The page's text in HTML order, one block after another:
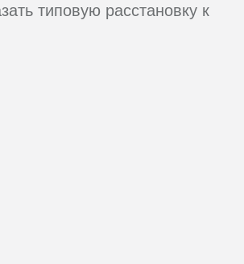
типовую расстановку к